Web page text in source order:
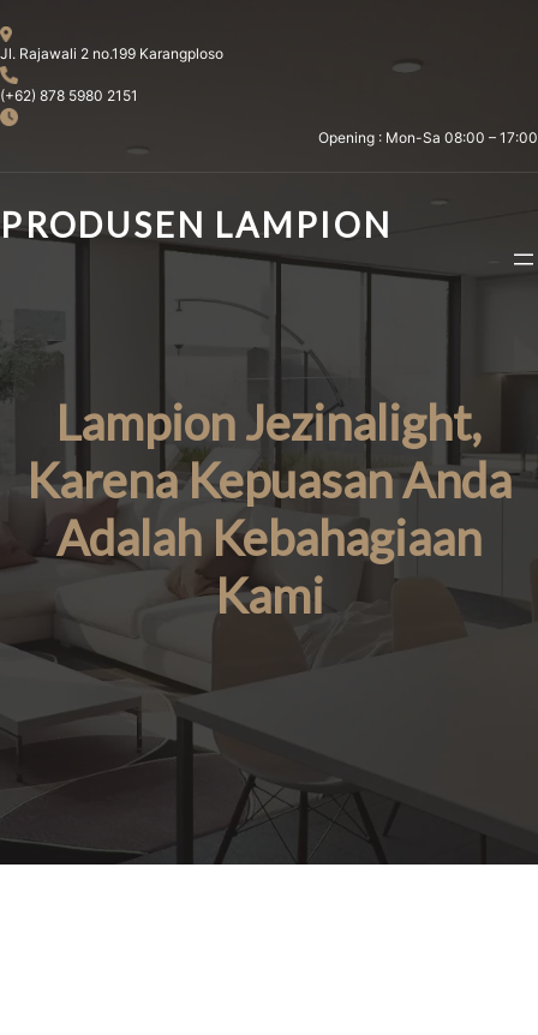
to
content
Jl. Rajawali 2 no.199 Karangploso
(+62) 878 5980 2151
Opening : Mon-Sa 08:00 – 17:00
PRODUSEN LAMPION
Lampion Jezinalight,
Karena Kepuasan Anda
Adalah Kebahagiaan
Kami